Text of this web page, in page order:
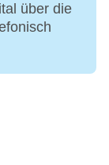
über die